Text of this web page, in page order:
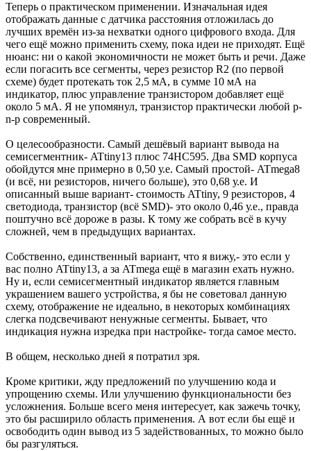
Теперь о практическом применении. Изначальная идея
отображать данные с датчика расстояния отложилась до
лучших времён из-за нехватки одного цифрового входа. Для
чего ещё можно применить схему, пока идеи не приходят. Ещё
нюанс: ни о какой экономичности не может быть и речи. Даже
если погасить все сегменты, через резистор R2 (по первой
схеме) будет протекать ток 2,5 мА, в сумме 10 мА на
индикатор, плюс управление транзистором добавляет ещё
около 5 мА. Я не упомянул, транзистор практически любой p-
n-p современный.
О целесообразности. Самый дешёвый вариант вывода на
семисегментник- ATtiny13 плюс 74HC595. Два SMD корпуса
обойдутся мне примерно в 0,50 у.е. Самый простой- ATmega8
(и всё, ни резисторов, ничего больше), это 0,68 у.е. И
описанный выше вариант- стоимость ATtiny, 9 резисторов, 4
светодиода, транзистор (всё SMD)- это около 0,46 у.е., правда
поштучно всё дороже в разы. К тому же собрать всё в кучу
сложней, чем в предыдущих вариантах.
Собственно, единственный вариант, что я вижу,- это если у
вас полно ATtiny13, а за ATmega ещё в магазин ехать нужно.
Ну и, если семисегментный индикатор является главным
украшением вашего устройства, я бы не советовал данную
схему, отображение не идеально, в некоторых комбинациях
слегка подсвечивают ненужные сегменты. Бывает, что
индикация нужна изредка при настройке- тогда самое место.
В общем, несколько дней я потратил зря.
Кроме критики, жду предложений по улучшению кода и
упрощению схемы. Или улучшению функциональности без
усложнения. Больше всего меня интересует, как зажечь точку,
это бы расширило область применения. А вот если бы ещё и
освободить один вывод из 5 задействованных, то можно было
бы разгуляться.